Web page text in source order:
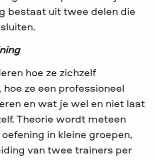
bestaat uit twee delen die
hoe ze zichzelf
ze een professioneel
en wat je wel en niet laat
Theorie wordt meteen
in kleine groepen,
van twee trainers per